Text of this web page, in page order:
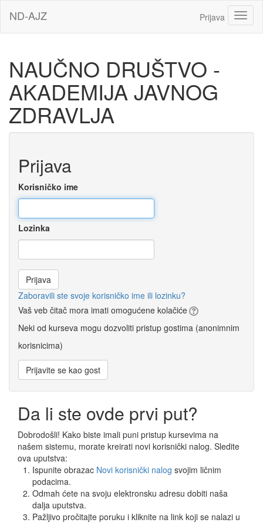
ND-AJZ Prijava
NAUČNO DRUŠTVO -
AKADEMIJA JAVNOG
ZDRAVLJA
za
kreiranje
novog
korisničkog
Prijava
Korisničko ime
Lozinka
Zaboravili ste svoje korisničko ime ili lozinku?
Vaš veb čitač mora imati omogućene kolačiće
Neki od kurseva mogu dozvoliti pristup gostima (anonimnim
korisnicima)
Da li ste ovde prvi put?
Dobrodošli! Kako biste imali puni pristup kursevima na
našem sistemu, morate kreirati novi korisnički nalog. Sledite
ova uputstva:
Ispunite obrazac Novi korisnički nalog svojim ličnim
podacima.
Odmah ćete na svoju elektronsku adresu dobiti naša
dalja uputstva.
Pažljivo pročitajte poruku i kliknite na link koji se nalazi u